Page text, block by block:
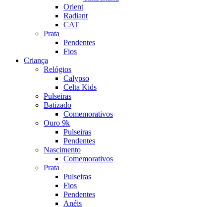
Orient
Radiant
CAT
Prata
Pendentes
Fios
Criança
Relógios
Calypso
Celta Kids
Pulseiras
Batizado
Comemorativos
Ouro 9k
Pulseiras
Pendentes
Nascimento
Comemorativos
Prata
Pulseiras
Fios
Pendentes
Anéis